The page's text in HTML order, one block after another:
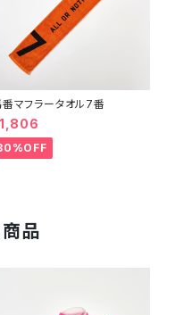
番マフラータオル7番
品